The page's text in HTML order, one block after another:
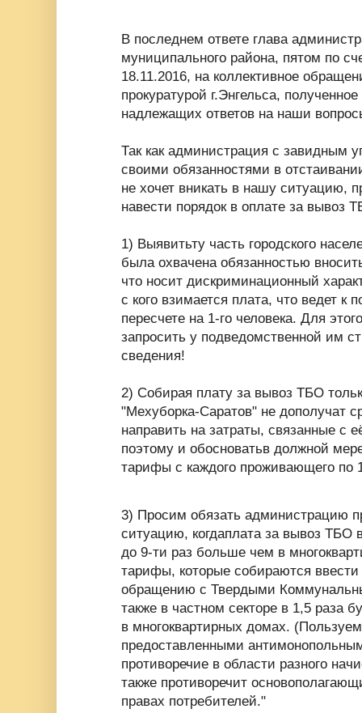
В последнем ответе глава
муниципального района, пятом по
18.11.2016, на коллективное
прокуратурой г.Энгельса,
надлежащих ответов на наши
Так как администрация с завидным
своими обязанностями в
не хочет вникать в нашу ситуацию,
навести порядок в оплате за вывоз
1) Выявитьту часть городского
была охвачена обязанностью
что носит дискриминационный
с кого взимается плата, что ведет
пересчете на 1-го человека. Для
запросить у подведомственной им
сведения!
2) Собирая плату за вывоз ТБО
"Мехуборка-Саратов" не дополучат
направить на затраты, связанные с
поэтому и обосноватьв должной
тарифы с каждого проживающего по
3) Просим обязать администрацию
ситуацию, когдаплата за вывоз ТБО
до 9-ти раз больше чем в
тарифы, которые собираются ввести
обращению с Твердыми
также в частном секторе в 1,5 раза
в многоквартирных домах.
предоставленными
противоречие в области разного
также противоречит
правах потребителей."